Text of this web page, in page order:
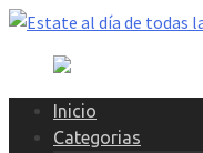
Skip
content
Inicio
Categorias